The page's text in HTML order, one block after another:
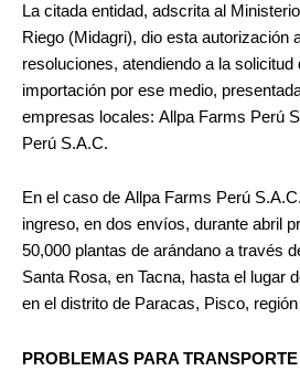
La citada entidad, adscrita al
Riego (Midagri), dio esta autorización
resoluciones, atendiendo a la solicitud
importación por ese medio,
empresas locales: Allpa Farms Perú
Perú S.A.C.
En el caso de Allpa Farms Perú
ingreso, en dos envíos, durante abril
50,000 plantas de arándano a través
Santa Rosa, en Tacna, hasta el lugar
en el distrito de Paracas, Pisco,
PROBLEMAS PARA